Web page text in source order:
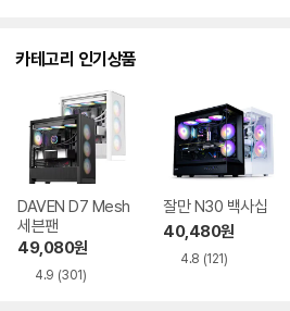
카테고리 인기상품
DAVEN D7 Mesh
세븐팬
49,080원
4.9 (301)
잘만 N30 백사십
40,480원
4.8 (121)